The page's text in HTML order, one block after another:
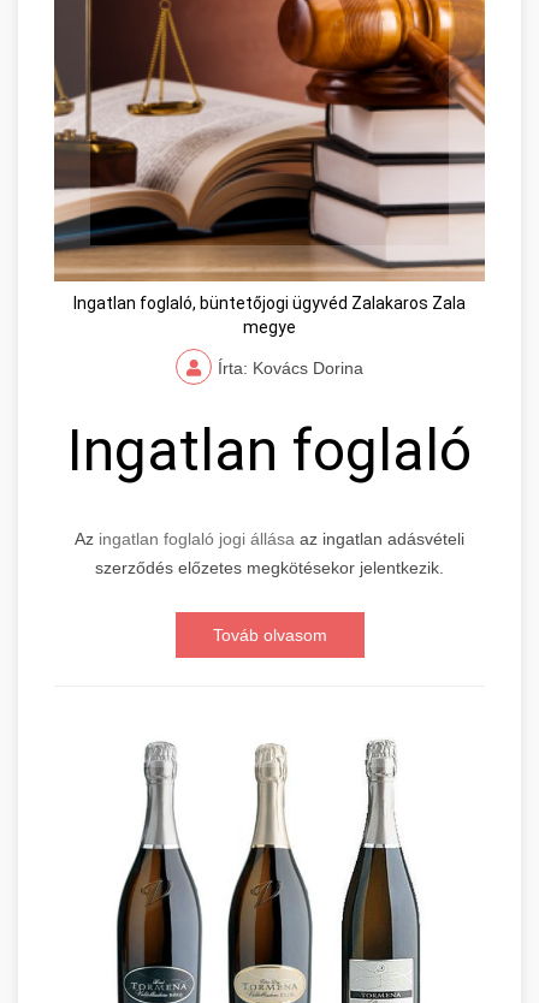
Ingatlan foglaló, büntetőjogi ügyvéd Zalakaros Zala
megye
Írta: Kovács Dorina
Ingatlan foglaló
Az ingatlan foglaló jogi állása az ingatlan adásvételi
szerződés előzetes megkötésekor jelentkezik.
Továb olvasom